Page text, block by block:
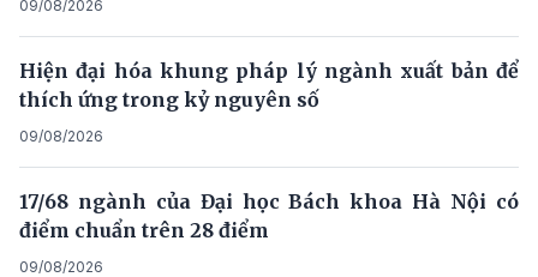
09/08/2026
Hiện đại hóa khung pháp lý ngành xuất bản để
thích ứng trong kỷ nguyên số
09/08/2026
17/68 ngành của Đại học Bách khoa Hà Nội có
điểm chuẩn trên 28 điểm
09/08/2026